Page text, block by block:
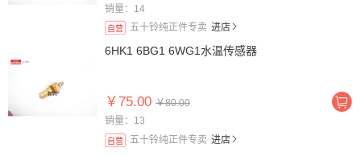
销量：14
自营 五十铃纯正件专卖 进店
6HK1 6BG1 6WG1水温传感器
￥75.00 ￥80.00
销量：13
自营 五十铃纯正件专卖 进店